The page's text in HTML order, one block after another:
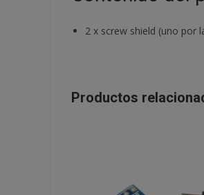
2 x screw shield (uno por
Productos